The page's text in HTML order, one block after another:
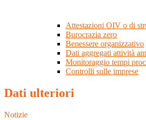
Attestazioni OIV o di
Burocrazia zero
Benessere organizzativo
Dati aggregati attività
Monitoraggio tempi
Controlli sulle imprese
Dati ulteriori
Notizie